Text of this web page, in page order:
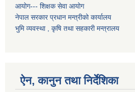
आयोग--- शिक्षक सेवा आयोग
नेपाल सरकार प्रधान मन्त्रीको कार्यालय
भुमि व्यवस्था , कृषि तथा सहकारी मन्त्रालय
ऐन, कानुन तथा निर्देशिका